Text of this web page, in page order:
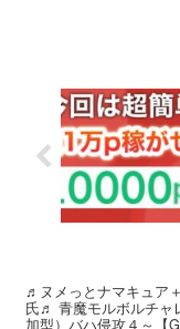
♬ヌメっとナマキュア
氏♬ 青魔モルボルチャ
加型）バハ侵攻４～【